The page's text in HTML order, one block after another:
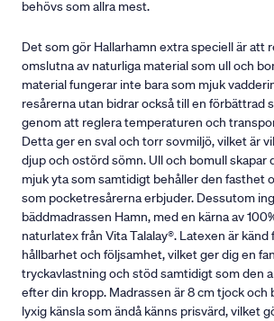
behövs som allra mest.
Det som gör Hallarhamn extra speciell är att
omslutna av naturliga material som ull och
material fungerar inte bara som mjuk
resårerna utan bidrar också till en förbättrad
genom att reglera temperaturen och
Detta ger en sval och torr sovmiljö, vilket är
djup och ostörd sömn. Ull och bomull skapar
mjuk yta som samtidigt behåller den fasthet
som pocketresårerna erbjuder. Dessutom
bäddmadrassen Hamn, med en kärna av
naturlatex från Vita Talalay®. Latexen är känd
hållbarhet och följsamhet, vilket ger dig en
tryckavlastning och stöd samtidigt som den
efter din kropp. Madrassen är 8 cm tjock och
lyxig känsla som ändå känns prisvärd, vilket